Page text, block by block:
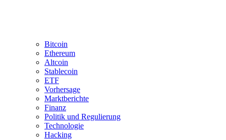
Bitcoin
Ethereum
Altcoin
Stablecoin
ETF
Vorhersage
Marktberichte
Finanz
Politik und Regulierung
Technologie
Hacking